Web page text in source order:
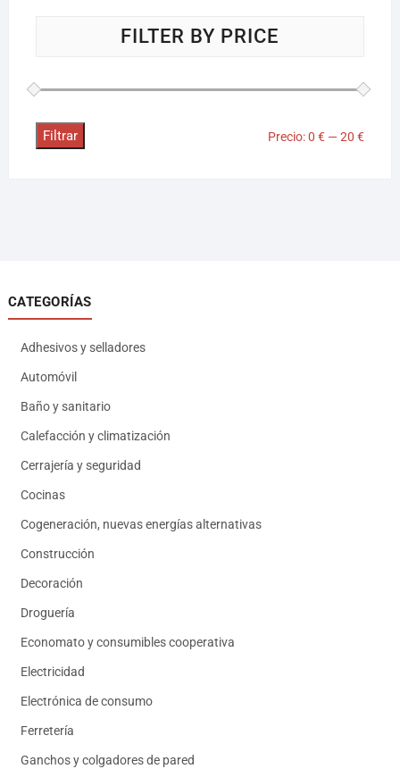
FILTER BY PRICE
Filtrar Precio:0 € —20 €
CATEGORÍAS
Adhesivos y selladores
Automóvil
Baño y sanitario
Calefacción y climatización
Cerrajería y seguridad
Cocinas
Cogeneración, nuevas energías alternativas
Construcción
Decoración
Droguería
Economato y consumibles cooperativa
Electricidad
Electrónica de consumo
Ferretería
Ganchos y colgadores de pared